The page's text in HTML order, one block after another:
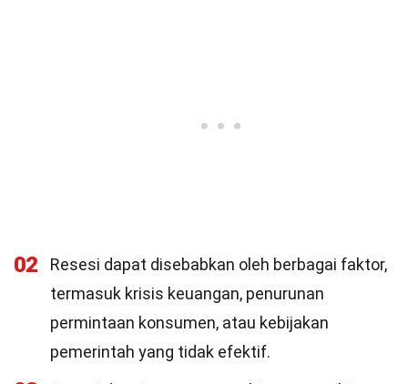
02
Resesi dapat disebabkan oleh berbagai faktor,
termasuk krisis keuangan, penurunan
permintaan konsumen, atau kebijakan
pemerintah yang tidak efektif.